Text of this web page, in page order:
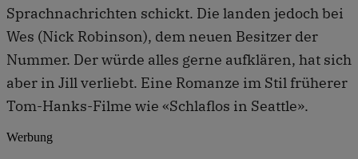
Sprachnachrichten schickt. Die landen jedoch bei
Wes (Nick Robinson), dem neuen Besitzer der
Nummer. Der würde alles gerne aufklären, hat sich
aber in Jill verliebt. Eine Romanze im Stil früherer
Tom-Hanks-Filme wie «Schlaflos in Seattle».
Werbung